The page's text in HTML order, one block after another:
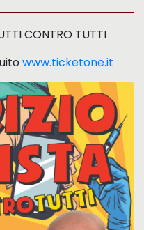
CONTRO TUTTI
www.ticketone.it